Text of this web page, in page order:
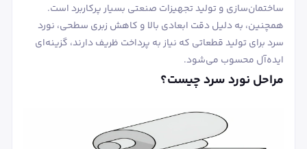
ساختمان‌سازی و تولید تجهیزات صنعتی بسیار پرکاربرد است.
همچنین، به دلیل دقت ابعادی بالا و کاهش زبری سطحی، نورد
سرد برای تولید قطعاتی که نیاز به پرداخت ظریف دارند، گزینه‌ای
ایده‌آل محسوب می‌شود.
مراحل نورد سرد چیست؟